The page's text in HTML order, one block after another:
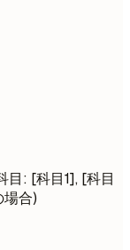
目: [科目1], [科目
合)